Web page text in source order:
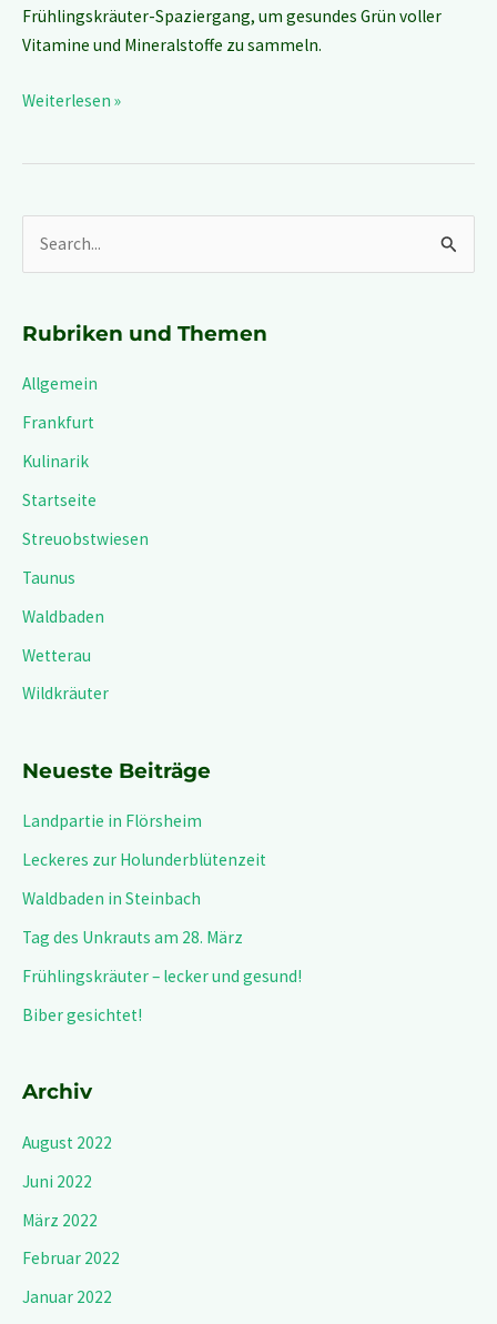
Frühlingskräuter-Spaziergang, um gesundes Grün voller
Vitamine und Mineralstoffe zu sammeln.
Weiterlesen »
e
n
n
a
Rubriken und Themen
Allgemein
Frankfurt
Kulinarik
Startseite
Streuobstwiesen
Taunus
Waldbaden
Wetterau
Wildkräuter
Neueste Beiträge
Landpartie in Flörsheim
Leckeres zur Holunderblütenzeit
Waldbaden in Steinbach
Tag des Unkrauts am 28. März
Frühlingskräuter – lecker und gesund!
Biber gesichtet!
Archiv
August 2022
Juni 2022
März 2022
Februar 2022
Januar 2022